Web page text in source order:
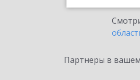
Партнеры в